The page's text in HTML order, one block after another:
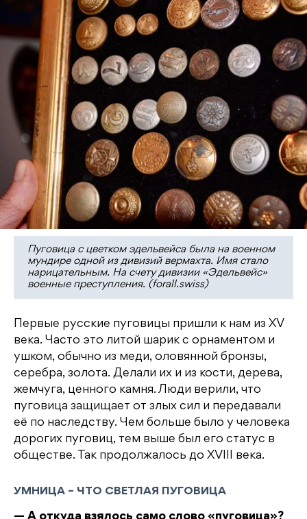
Пуговица с цветком эдельвейса была на военном
мундире одной из дивизий вермахта. Имя стало
нарицательным. На счету дивизии «Эдельвейс»
военные преступления. (forall.swiss)
Первые русские пуговицы пришли к нам из XV
века. Часто это литой шарик с орнаментом и
ушком, обычно из меди, оловянной бронзы,
серебра, золота. Делали их и из кости, дерева,
жемчуга, ценного камня. Люди верили, что
пуговица защищает от злых сил и передавали
её по наследству. Чем больше было у человека
дорогих пуговиц, тем выше был его статус в
обществе. Так продолжалось до XVIII века.
УМНИЦА – ЧТО СВЕТЛАЯ ПУГОВИЦА
— А откуда взялось само слово «пуговица»?